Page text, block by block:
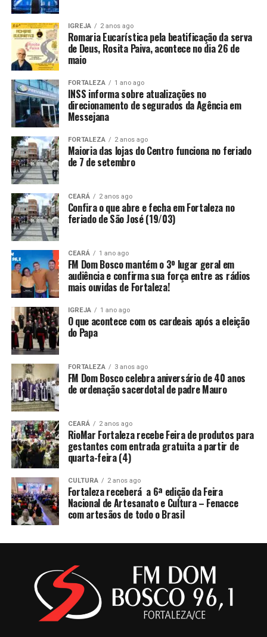
IGREJA 2 anos ago
Romaria Eucarística pela beatificação da serva
de Deus, Rosita Paiva, acontece no dia 26 de
maio
FORTALEZA 1 ano ago
INSS informa sobre atualizações no
direcionamento de segurados da Agência em
Messejana
FORTALEZA 2 anos ago
Maioria das lojas do Centro funciona no feriado
de 7 de setembro
CEARÁ 2 anos ago
Confira o que abre e fecha em Fortaleza no
feriado de São José (19/03)
CEARÁ 1 ano ago
FM Dom Bosco mantém o 3º lugar geral em
audiência e confirma sua força entre as rádios
mais ouvidas de Fortaleza!
IGREJA 1 ano ago
O que acontece com os cardeais após a eleição
do Papa
FORTALEZA 3 anos ago
FM Dom Bosco celebra aniversário de 40 anos
de ordenação sacerdotal de padre Mauro
CEARÁ 2 anos ago
RioMar Fortaleza recebe Feira de produtos para
gestantes com entrada gratuita a partir de
quarta-feira (4)
CULTURA 2 anos ago
Fortaleza receberá a 6ª edição da Feira
Nacional de Artesanato e Cultura – Fenacce
com artesãos de todo o Brasil